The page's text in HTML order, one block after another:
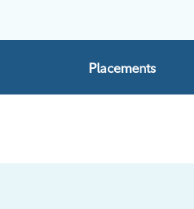
Placements